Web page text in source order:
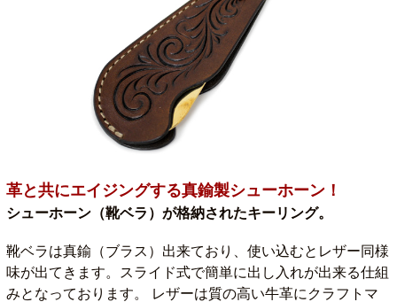
革と共にエイジングする真鍮製シューホーン！
シューホーン（靴ベラ）が格納されたキーリング。
靴ベラは真鍮（ブラス）出来ており、使い込むとレザー同様
味が出てきます。スライド式で簡単に出し入れが出来る仕組
みとなっております。 レザーは質の高い牛革にクラフトマ